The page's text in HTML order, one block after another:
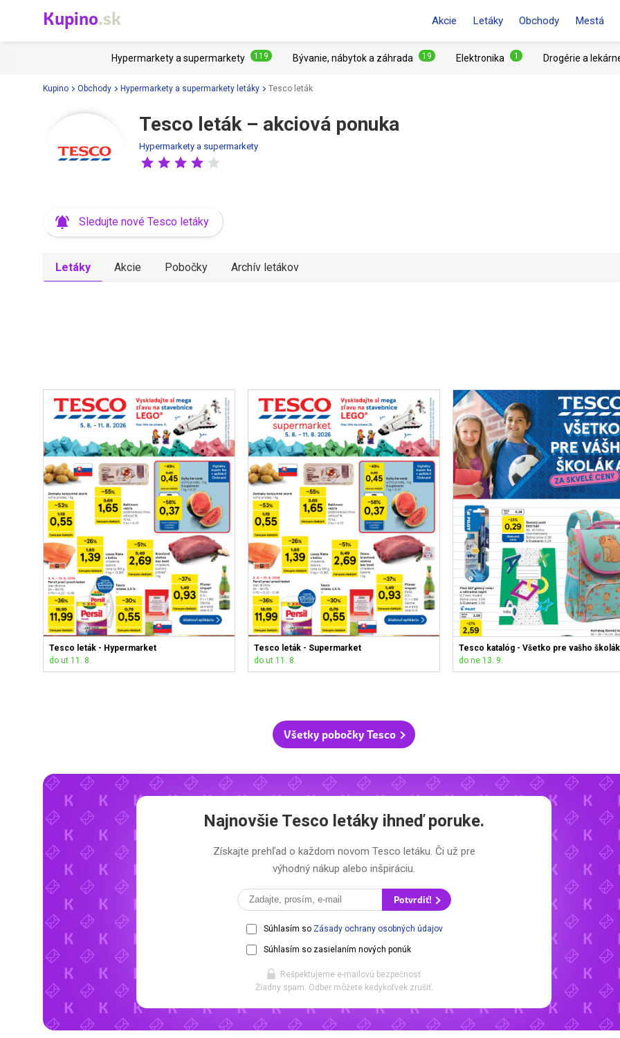
Kupino.sk Akcie Letáky Obchody Mestá
Hypermarkety a supermarkety 119 Bývanie, nábytok a záhrada 19 Elektronika 1 Drogérie a
Kupino Obchody Hypermarkety a supermarkety letáky Tesco leták
Tesco leták – akciová ponuka
Hypermarkety a supermarkety
Sledujte nové Tesco letáky
Letáky Akcie Pobočky Archív letákov
Tesco leták - Hypermarket
do ut 11. 8.
Tesco leták - Supermarket
do ut 11. 8.
Tesco katalóg - Všetko pre vašho
do ne 13. 9.
Všetky pobočky Tesco
Najnovšie Tesco letáky ihneď poruke.
Získajte prehľad o každom novom Tesco letáku. Či už pre
výhodný nákup alebo inšpiráciu.
Potvrdiť!
Súhlasím so Zásady ochrany osobných údajov
Súhlasím so zasielaním nových ponúk
Rešpektujeme e-mailovú bezpečnosť.
Žiadny spam. Odber môžete kedykoľvek zrušiť.